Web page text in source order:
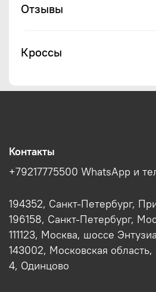
Отзывы
Кроссы
Контакты
+79217775500 WhatsApp и
194352, Санкт-Петербург,
196158, Санкт-Петербург,
111123, Москва, шоссе
143002, Московская область,
4, Одинцово